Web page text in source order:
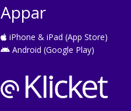
Appar
iPhone & iPad (App Store)
Android (Google Play)